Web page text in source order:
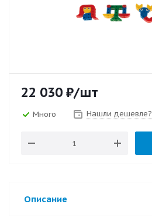
22 030 ₽/шт
Много Нашли дешевле?
Описание